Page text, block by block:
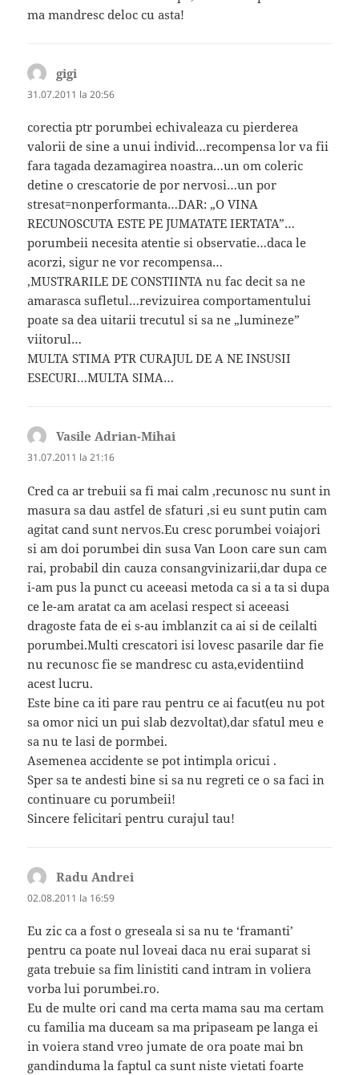
ma mandresc deloc cu asta!
gigi
31.07.2011 la 20:56
corectia ptr porumbei echivaleaza cu pierderea
valorii de sine a unui individ…recompensa lor va fii
fara tagada dezamagirea noastra…un om coleric
detine o crescatorie de por nervosi…un por
stresat=nonperformanta…DAR: „O VINA
RECUNOSCUTA ESTE PE JUMATATE IERTATA”…
porumbeii necesita atentie si observatie…daca le
acorzi, sigur ne vor recompensa…
,MUSTRARILE DE CONSTIINTA nu fac decit sa ne
amarasca sufletul…revizuirea comportamentului
poate sa dea uitarii trecutul si sa ne „lumineze”
viitorul…
MULTA STIMA PTR CURAJUL DE A NE INSUSII
ESECURI…MULTA SIMA…
Vasile Adrian-Mihai
31.07.2011 la 21:16
Cred ca ar trebuii sa fi mai calm ,recunosc nu sunt in
masura sa dau astfel de sfaturi ,si eu sunt putin cam
agitat cand sunt nervos.Eu cresc porumbei voiajori
si am doi porumbei din susa Van Loon care sun cam
rai, probabil din cauza consangvinizarii,dar dupa ce
i-am pus la punct cu aceeasi metoda ca si a ta si dupa
ce le-am aratat ca am acelasi respect si aceeasi
dragoste fata de ei s-au imblanzit ca ai si de ceilalti
porumbei.Multi crescatori isi lovesc pasarile dar fie
nu recunosc fie se mandresc cu asta,evidentiind
acest lucru.
Este bine ca iti pare rau pentru ce ai facut(eu nu pot
sa omor nici un pui slab dezvoltat),dar sfatul meu e
sa nu te lasi de pormbei.
Asemenea accidente se pot intimpla oricui .
Sper sa te andesti bine si sa nu regreti ce o sa faci in
continuare cu porumbeii!
Sincere felicitari pentru curajul tau!
Radu Andrei
02.08.2011 la 16:59
Eu zic ca a fost o greseala si sa nu te ‘framanti’
pentru ca poate nul loveai daca nu erai suparat si
gata trebuie sa fim linistiti cand intram in voliera
vorba lui porumbei.ro.
Eu de multe ori cand ma certa mama sau ma certam
cu familia ma duceam sa ma pripaseam pe langa ei
in voiera stand vreo jumate de ora poate mai bn
gandinduma la faptul ca sunt niste vietati foarte